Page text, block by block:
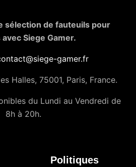
sélection de fauteuils pour
Siege Gamer.
gamer.fr
Halles, 75001, Paris, France.
du Lundi au Vendredi de
8h à 20h.
Politiques